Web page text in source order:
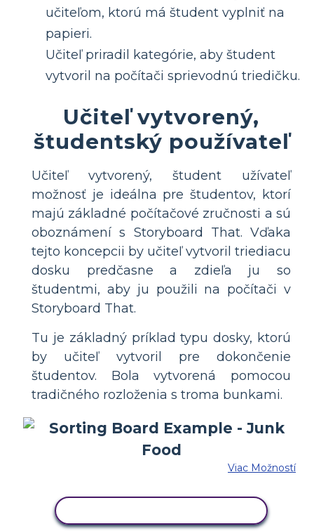
učiteľom, ktorú má študent vyplniť na
papieri.
Učiteľ priradil kategórie, aby študent
vytvoril na počítači sprievodnú triedičku.
Učiteľ vytvorený,
študentský používateľ
Učiteľ vytvorený, študent užívateľ
možnosť je ideálna pre študentov, ktorí
majú základné počítačové zručnosti a sú
oboznámení s Storyboard That. Vďaka
tejto koncepcii by učiteľ vytvoril triediacu
dosku predčasne a zdieľa ju so
študentmi, aby ju použili na počítači v
Storyboard That.
Tu je základný príklad typu dosky, ktorú
by učiteľ vytvoril pre dokončenie
študentov. Bola vytvorená pomocou
tradičného rozloženia s troma bunkami.
Viac Možností